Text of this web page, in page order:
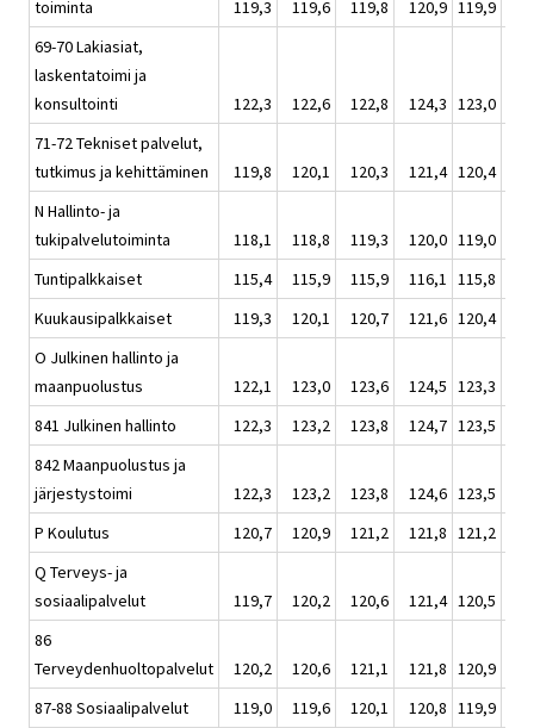
toiminta
119,3 119,6 119,8 120,9 119,9
69-70 Lakiasiat,
laskentatoimi ja
konsultointi
122,3 122,6 122,8 124,3 123,0
71-72 Tekniset palvelut,
tutkimus ja kehittäminen
119,8 120,1 120,3 121,4 120,4
N Hallinto- ja
tukipalvelutoiminta
118,1 118,8 119,3 120,0 119,0
Tuntipalkkaiset
115,4 115,9 115,9 116,1 115,8
Kuukausipalkkaiset
119,3 120,1 120,7 121,6 120,4
O Julkinen hallinto ja
maanpuolustus
122,1 123,0 123,6 124,5 123,3
841 Julkinen hallinto
122,3 123,2 123,8 124,7 123,5
842 Maanpuolustus ja
järjestystoimi
122,3 123,2 123,8 124,6 123,5
P Koulutus
120,7 120,9 121,2 121,8 121,2
Q Terveys- ja
sosiaalipalvelut
119,7 120,2 120,6 121,4 120,5
86
Terveydenhuoltopalvelut
120,2 120,6 121,1 121,8 120,9
87-88 Sosiaalipalvelut
119,0 119,6 120,1 120,8 119,9